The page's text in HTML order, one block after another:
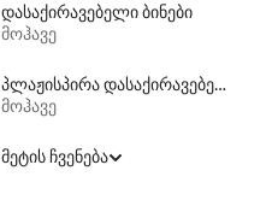
დასაქირავებელი ბინები
მოჰავე
პლაჟისპირა დასაქირავებელი საცხოვრებლები
მოჰავე
მეტის ჩვენება